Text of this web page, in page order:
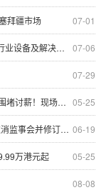
07-01
拜疆市场
07-06
解决方案供应商
07-29
05-25
方运舟则显得颇为不耐烦
06-19
订多项公司制度
05-25
万港元起
08-08